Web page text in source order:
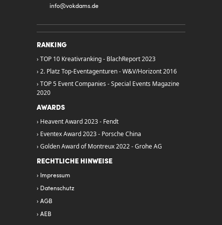
info@vokdams.de
RANKING
TOP 10 Kreativranking - BlachReport 2023
2. Platz Top-Eventagenturen - W&V/Horizont 2016
TOP 5 Event Companies - Special Events Magazine
2020
AWARDS
Heavent Award 2023 - Fendt
Eventex Award 2023 - Porsche China
Golden Award of Montreux 2022 - Grohe AG
RECHTLICHE HINWEISE
Impressum
Datenschutz
AGB
AEB